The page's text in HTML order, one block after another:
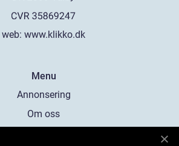
web: www.klikko.dk
Menu
Annonsering
Om oss